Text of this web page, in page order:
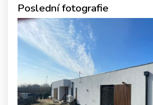
Poslední fotografie